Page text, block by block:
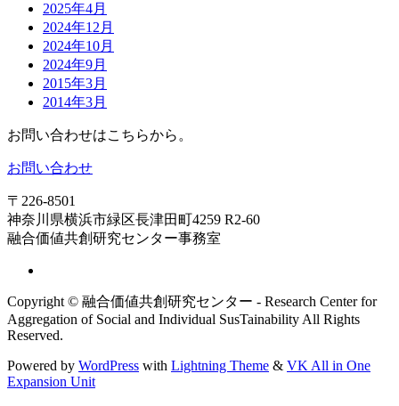
2025年4月
2024年12月
2024年10月
2024年9月
2015年3月
2014年3月
お問い合わせはこちらから。
お問い合わせ
〒226-8501
神奈川県横浜市緑区長津田町4259 R2-60
融合価値共創研究センター事務室
Copyright © 融合価値共創研究センター - Research Center for
Aggregation of Social and Individual SusTainability All Rights
Reserved.
Powered by WordPress with Lightning Theme & VK All in One
Expansion Unit